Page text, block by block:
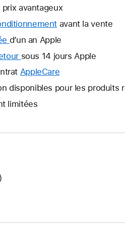
avantageux
avant la vente
Une
nouvelle
s’ouvre.
d’un an Apple
Une
nouvelle
s’ouvre.
sous 14 jours Apple
AppleCare
nouvelle
disponibles pour les produits
limitées